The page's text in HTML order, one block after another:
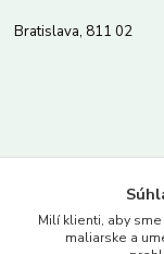
Bratislava, 811 02
www.merkantil.sk
Milí klienti, aby
maliarske a